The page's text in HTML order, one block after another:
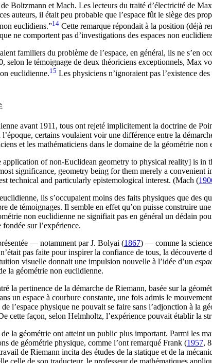
Boltzmann et Mach. Les lecteurs du traité d’électricité de
auteurs, il était peu probable que l’espace fût le siège des
euclidiens.”14 Cette remarque répondait à la position (déjà
ne comportent pas d’investigations des espaces non
familiers du problème de l’espace, en général, ils ne s’en
selon le témoignage de deux théoriciens exceptionnels, Max
euclidienne.15 Les physiciens n’ignoraient pas l’existence
avant 1911, tous ont rejeté implicitement la doctrine de
certains voulaient voir une différence entre la
et les mathématiciens dans le domaine de la géométrie non
of non-Euclidean geometry to physical reality] is in
significance, geometry being for them merely a convenient
technical and particularly epistemological interest. (Mach (
ils s’occupaient moins des faits physiques que des
de témoignages. Il semble en effet qu’on puisse construire
non euclidienne ne signifiait pas en général un dédain
sur l’expérience.
— notamment par J. Bolyai (1867) — comme la science
pas faite pour inspirer la confiance de tous, la découverte
visuelle donnait une impulsion nouvelle à l’idée d’un
la géométrie non euclidienne.
la pertinence de la démarche de Riemann, basée sur la
un espace à courbure constante, une fois admis le
l’espace physique ne pouvait se faire sans l’adjonction à la
cette façon, selon Helmholtz, l’expérience pouvait établir la
la géométrie ont atteint un public plus important. Parmi les
de géométrie physique, comme l’ont remarqué Frank (1957,
de Riemann incita des études de la statique et de la
celle de son traducteur, le professeur de mathématiques